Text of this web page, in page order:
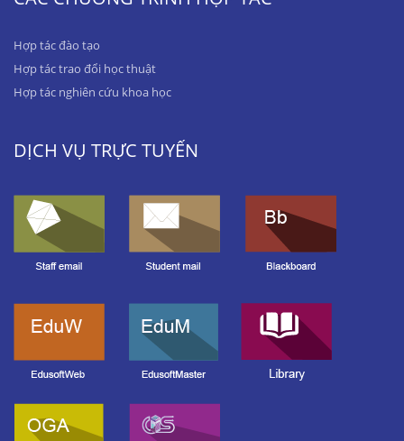
Hợp tác đào tạo
Hợp tác trao đổi học thuật
Hợp tác nghiên cứu khoa học
DỊCH VỤ TRỰC TUYẾN